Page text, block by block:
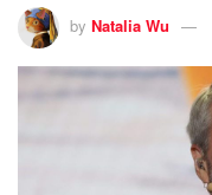
by Natalia Wu